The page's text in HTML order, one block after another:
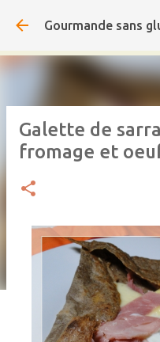
Accéder
Gourmande sans
Galette de
fromage et